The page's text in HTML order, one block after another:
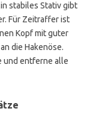
stabiles Stativ gibt
Für Zeitraffer ist
Kopf mit guter
die Hakenöse.
und entferne alle